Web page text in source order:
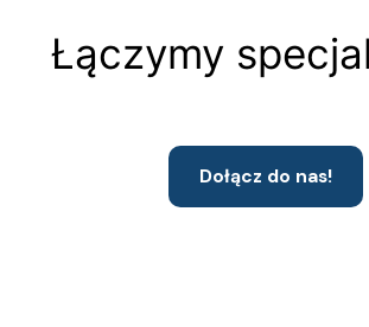
Łączymy
Dołącz do nas!